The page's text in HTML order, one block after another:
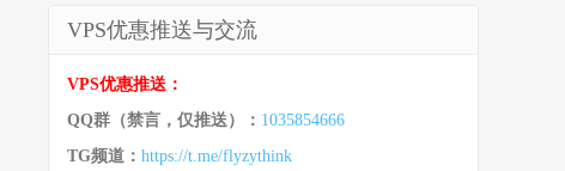
VPS优惠推送与交流
VPS优惠推送：
QQ群（禁言，仅推送）： 1035854666
TG频道： https://t.me/flyzythink